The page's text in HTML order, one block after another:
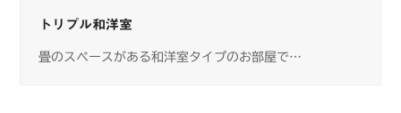
トリプル和洋室
畳のスペースがある和洋室タイプのお部屋で…